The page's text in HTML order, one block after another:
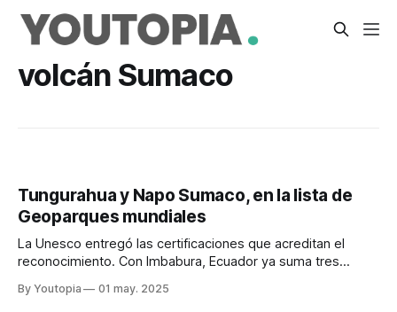
volcán Sumaco
Tungurahua y Napo Sumaco, en la lista de
Geoparques mundiales
La Unesco entregó las certificaciones que acreditan el
reconocimiento. Con Imbabura, Ecuador ya suma tres
By Youtopia 01 may. 2025